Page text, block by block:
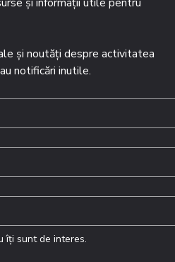
și informații utile pentru
și noutăți despre activitatea
notificări inutile.
îți sunt de interes.